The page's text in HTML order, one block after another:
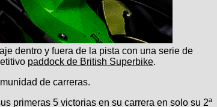
dentro y fuera de la pista con una serie de
paddock de British Superbike.
de carreras.
primeras 5 victorias en su carrera en solo su 2ª